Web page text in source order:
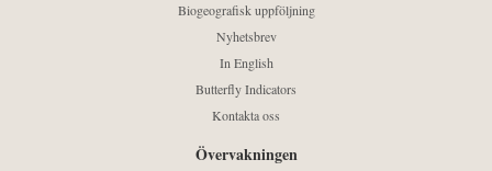
Biogeografisk uppföljning
Nyhetsbrev
In English
Butterfly Indicators
Kontakta oss
Övervakningen